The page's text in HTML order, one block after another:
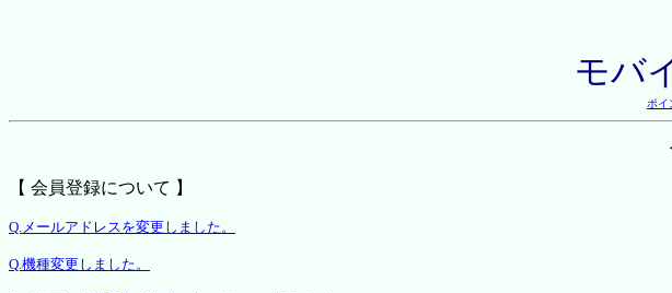
モバ
ポイ
【 会員登録について 】
Q.メールアドレスを変更しました。
Q.機種変更しました。